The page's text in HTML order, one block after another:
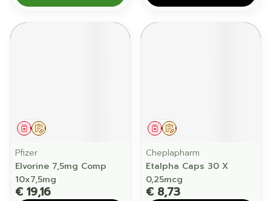
Op voorschrift
Geneesmiddel
Pfizer
Elvorine 7,5mg Comp
10x7,5mg
€ 19,16
Op voorschrift
Geneesmiddel
Cheplapharm
Etalpha Caps 30 X
0,25mcg
€ 8,73